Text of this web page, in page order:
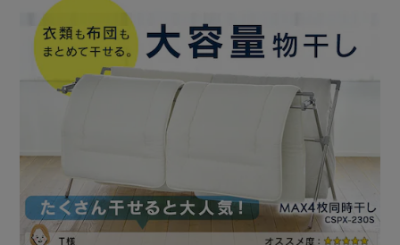
大きな物干しも、折りたためばコンパクトに。
屋外で使用したいときも、持ち運びやすく便利！
【丈夫でサビにくい、ステンレス製】
パイプはステンレス製で、お手入れも簡単。
【工具不要のかんたん組み立て】
フレームをパイプに「カチッ」と音がするまで差し込むだ
★お客様組立★